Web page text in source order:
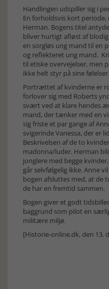
Handlingen udspiller sig i
En forholdsvis kort
Herman. Bogens titel
bliver hurtigt afløst af
en sorgløs ung mand til en
og reflekteret ung mand.
til etiske overvejelser, men
ikke helt styr på sine følelser.
Portrættet af kvinderne er
forlover sig med Roberts
svært ved at klare hendes
mand, der tænker med en
sig friste et par gange af
svigerinde Vanessa, der er
Beskrivelsen af de to
madonna/luder. Herman
jonglere med begge
går selvfølgelig ikke. Anne
bogen afsluttes med, at de
de har en fremtid sammen.
Bogen giver et godt
baggrund som pilot en
militære miljø.
[Historie-online.dk, den 13.